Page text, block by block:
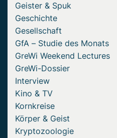
Geister & Spuk
Geschichte
Gesellschaft
GfA – Studie des Monats
GreWi Weekend Lectures
GreWi-Dossier
Interview
Kino & TV
Kornkreise
Körper & Geist
Kryptozoologie